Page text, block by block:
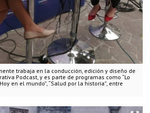
trabaja en la conducción, edición y diseño de
Podcast, y es parte de programas como “Lo
en el mundo”, “Salud por la historia”, entre